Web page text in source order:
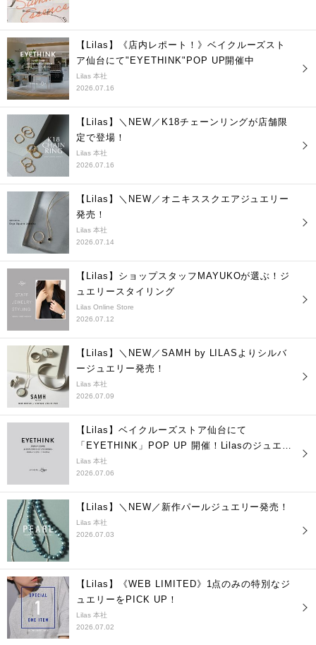
【Lilas】《店内レポート！》ベイクルーズスト
ア仙台にて"EYETHINK"POP UP開催中
Lilas 本社
2026.07.16
【Lilas】＼NEW／K18チェーンリングが店舗限
定で登場！
Lilas 本社
2026.07.16
【Lilas】＼NEW／オニキススクエアジュエリー
発売！
Lilas 本社
2026.07.14
【Lilas】ショップスタッフMAYUKOが選ぶ！ジ
ュエリースタイリング
Lilas Online Store
2026.07.12
【Lilas】＼NEW／SAMH by LILASよりシルバ
ージュエリー発売！
Lilas 本社
2026.07.09
【Lilas】ベイクルーズストア仙台にて
「EYETHINK」POP UP 開催！Lilasのジュエリ
ーも登場
Lilas 本社
2026.07.06
【Lilas】＼NEW／新作パールジュエリー発売！
Lilas 本社
2026.07.03
【Lilas】《WEB LIMITED》1点のみの特別なジ
ュエリーをPICK UP！
Lilas 本社
2026.07.02